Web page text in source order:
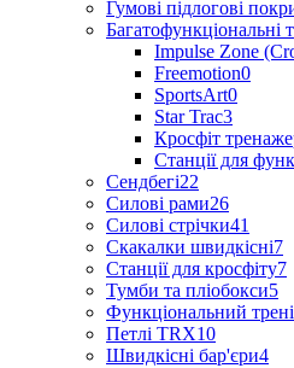
Гумові підлогові
Багатофункціональні
Impulse Zone
Freemotion0
SportsArt0
Star Trac3
Кросфіт
Станції для
Сендбегі22
Силові рами26
Силові стрічки41
Скакалки швидкісні7
Станції для кросфіту7
Тумби та пліобокси5
Функціональний
Петлі TRX10
Швидкісні бар'єри4